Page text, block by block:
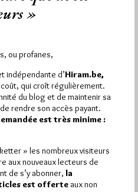
la mort d’Henry
»
ou profanes,
indépendante d’Hiram.be,
coût, qui croît régulièrement.
du blog et de maintenir sa
rendre son accès payant.
est très minime :
» les nombreux visiteurs
aux nouveaux lecteurs de
de s’y abonner, la
est offerte aux non